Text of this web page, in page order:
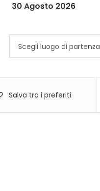
30 Agosto 2026
Scegli luogo di partenza
Salva tra i preferiti